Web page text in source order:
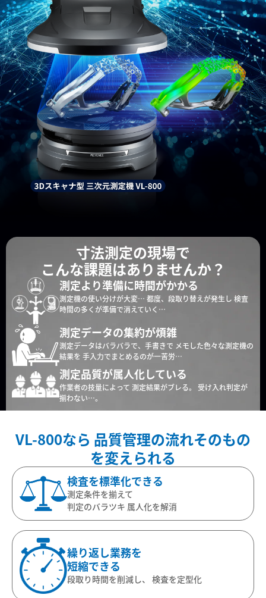
寸法測定の現場で
こんな課題はありませんか？
測定より準備に時間がかかる
測定機の使い分けが大変… 都度、段取り替えが発生し 検査
時間の多くが準備で消えていく…
測定データの集約が煩雑
測定データはバラバラで、手書きで メモした色々な測定機の
結果を 手入力でまとめるのが一苦労…
測定品質が属人化している
作業者の技量によって 測定結果がブレる。
受け入れ判定が
揃わない…。
VL-800なら 品質管理の流れそのもの
を変えられる
検査を標準化できる
測定条件を揃えて
判定のバラツキ 属人化を解消
繰り返し業務を
短縮できる
段取り時間を削減し、 検査を定型化